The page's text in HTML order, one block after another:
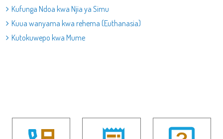
Kufunga Ndoa kwa Njia ya Simu
Kuua wanyama kwa rehema (Euthanasia)
Kutokuwepo kwa Mume